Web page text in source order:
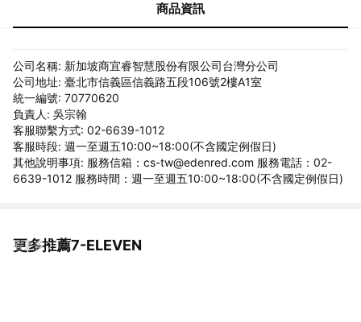
商品資訊
公司名稱: 新加坡商宜睿智慧股份有限公司台灣分公司
公司地址: 臺北市信義區信義路五段106號2樓A1室
統一編號: 70770620
負責人: 吳宗翰
客服聯繫方式: 02-6639-1012
客服時段: 週一至週五10:00~18:00(不含國定例假日)
其他說明事項: 服務信箱：cs-tw@edenred.com 服務電話：02-
6639-1012 服務時間：週一至週五10:00~18:00(不含國定例假日)
更多推薦7-ELEVEN
看更多